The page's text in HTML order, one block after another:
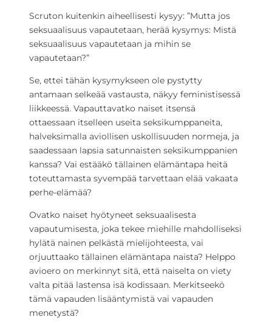
Scruton kuitenkin aiheellisesti kysyy: ”Mutta jos
seksuaalisuus vapautetaan, herää kysymys: Mistä
seksuaalisuus vapautetaan ja mihin se
vapautetaan?”
Se, ettei tähän kysymykseen ole pystytty
antamaan selkeää vastausta, näkyy feministisessä
liikkeessä. Vapauttavatko naiset itsensä
ottaessaan itselleen useita seksikumppaneita,
halveksimalla aviollisen uskollisuuden normeja, ja
saadessaan lapsia satunnaisten seksikumppanien
kanssa? Vai estääkö tällainen elämäntapa heitä
toteuttamasta syvempää tarvettaan elää vakaata
perhe-elämää?
Ovatko naiset hyötyneet seksuaalisesta
vapautumisesta, joka tekee miehille mahdolliseksi
hylätä nainen pelkästä mielijohteesta, vai
orjuuttaako tällainen elämäntapa naista? Helppo
avioero on merkinnyt sitä, että naiselta on viety
valta pitää lastensa isä kodissaan. Merkitseekö
tämä vapauden lisääntymistä vai vapauden
menetystä?